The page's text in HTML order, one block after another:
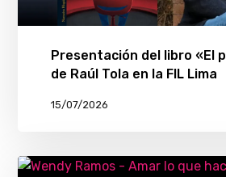
Presentación del libro «El
de Raúl Tola en la FIL Lima
15/07/2026